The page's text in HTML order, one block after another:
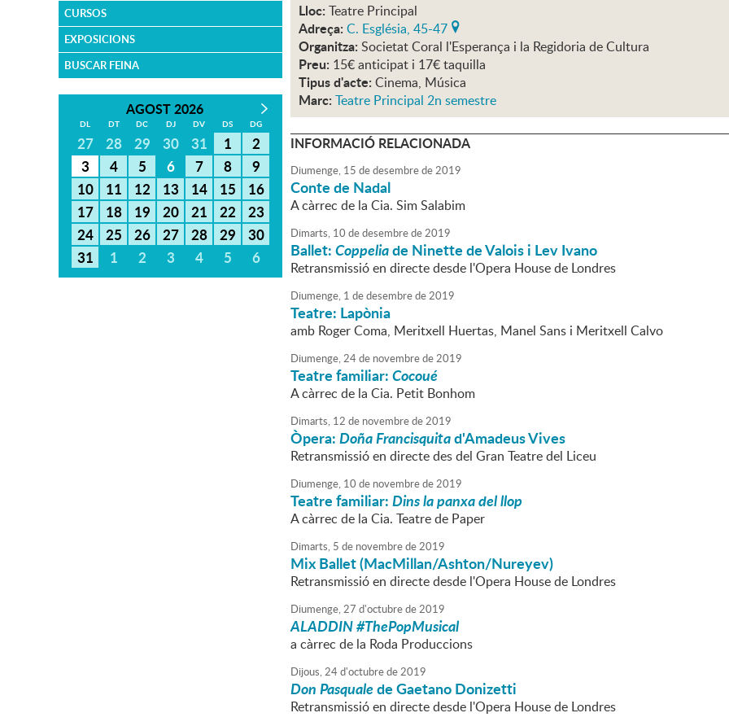
CURSOS
EXPOSICIONS
BUSCAR FEINA
AGOST 2026
DL DT DC DJ DV DS DG
27 28 29 30 31 1
2
3
4 5 6 7 8
9
10
11 12 13 14 15
16
17
18 19 20 21 22
23
24
25 26 27 28 29
30
31
1 2 3 4 5 6
Lloc: Teatre Principal
Adreça: C. Església, 45-47
Organitza: Societat Coral l'Esperança i la Regidoria de Cultura
Preu: 15€ anticipat i 17€ taquilla
Tipus d'acte: Cinema, Música
Marc: Teatre Principal 2n semestre
INFORMACIÓ RELACIONADA
Diumenge, 15 dedesembrede2019
Conte de Nadal
A càrrec de la Cia. Sim Salabim
Dimarts, 10 dedesembrede2019
Ballet:Coppeliade Ninette de Valois i Lev Ivano
Retransmissió en directe desde l'Opera House de Londres
Diumenge, 1 dedesembrede2019
Teatre: Lapònia
amb Roger Coma, Meritxell Huertas, Manel Sans i Meritxell Calvo
Diumenge,24de novembrede2019
Teatre familiar:Cocoué
A càrrec de la Cia. Petit Bonhom
Dimarts, 12 de novembrede2019
Òpera:Doña Francisquitad'Amadeus Vives
Retransmissió en directe des del Gran Teatre del Liceu
Diumenge, 10 de novembrede2019
Teatre familiar:Dins la panxa del llop
A càrrec de la Cia. Teatre de Paper
Dimarts, 5 de novembrede2019
Mix Ballet (MacMillan/Ashton/Nureyev)
Retransmissió en directe desde l'Opera House de Londres
Diumenge,27 d'octubrede2019
ALADDIN #ThePopMusical
a càrrec de la Roda Produccions
Dijous,24d'octubrede2019
Don Pasqualede Gaetano Donizetti
Retransmissió en directe desde l'Opera House de Londres